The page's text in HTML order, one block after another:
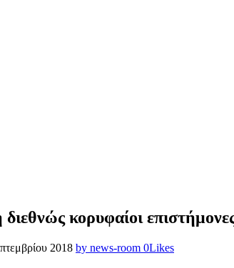
κορυφαίοι
2018 by news-room 0Likes